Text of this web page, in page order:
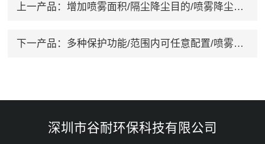
上一产品： 增加喷雾面积/隔尘降尘目的/喷雾降尘设备
下一产品： 多种保护功能/范围内可任意配置/喷雾降温
深圳市谷耐环保科技有限公司